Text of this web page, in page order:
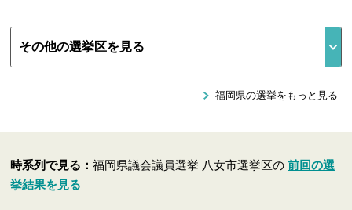
福岡県の選挙をもっと見る
時系列で見る：福岡県議会議員選挙 八女市選挙区の前回の選
挙結果を見る